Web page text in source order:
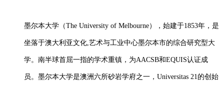
墨尔本大学（The University of Melbourne），始建于1853年，是
坐落于澳大利亚文化,艺术与工业中心墨尔本市的综合研究型大
学。南半球首屈一指的学术重镇，为AACSB和EQUIS认证成
员。墨尔本大学是澳洲六所砂岩学府之一，Universitas 21的创始